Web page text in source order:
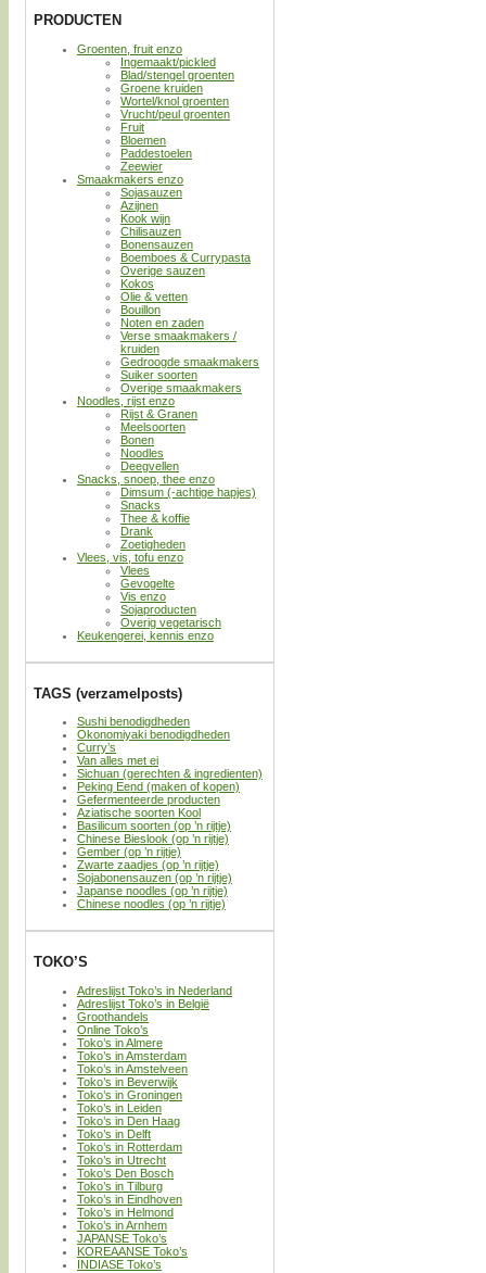
PRODUCTEN
Groenten, fruit enzo
Ingemaakt/pickled
Blad/stengel groenten
Groene kruiden
Wortel/knol groenten
Vrucht/peul groenten
Fruit
Bloemen
Paddestoelen
Zeewier
Smaakmakers enzo
Sojasauzen
Azijnen
Kook wijn
Chilisauzen
Bonensauzen
Boemboes & Currypasta
Overige sauzen
Kokos
Olie & vetten
Bouillon
Noten en zaden
Verse smaakmakers /
kruiden
Gedroogde smaakmakers
Suiker soorten
Overige smaakmakers
Noodles, rijst enzo
Rijst & Granen
Meelsoorten
Bonen
Noodles
Deegvellen
Snacks, snoep, thee enzo
Dimsum (-achtige hapjes)
Snacks
Thee & koffie
Drank
Zoetigheden
Vlees, vis, tofu enzo
Vlees
Gevogelte
Vis enzo
Sojaproducten
Overig vegetarisch
Keukengerei, kennis enzo
TAGS (verzamelposts)
Sushi benodigdheden
Okonomiyaki benodigdheden
Curry’s
Van alles met ei
Sichuan (gerechten & ingredienten)
Peking Eend (maken of kopen)
Gefermenteerde producten
Aziatische soorten Kool
Basilicum soorten (op ’n rijtje)
Chinese Bieslook (op ’n rijtje)
Gember (op ’n rijtje)
Zwarte zaadjes (op ’n rijtje)
Sojabonensauzen (op ’n rijtje)
Japanse noodles (op ’n rijtje)
Chinese noodles (op ’n rijtje)
TOKO’S
Adreslijst Toko’s in Nederland
Adreslijst Toko’s in België
Groothandels
Online Toko’s
Toko’s in Almere
Toko’s in Amsterdam
Toko’s in Amstelveen
Toko’s in Beverwijk
Toko’s in Groningen
Toko’s in Leiden
Toko’s in Den Haag
Toko’s in Delft
Toko’s in Rotterdam
Toko’s in Utrecht
Toko’s Den Bosch
Toko’s in Tilburg
Toko’s in Eindhoven
Toko’s in Helmond
Toko’s in Arnhem
JAPANSE Toko’s
KOREAANSE Toko’s
INDIASE Toko’s